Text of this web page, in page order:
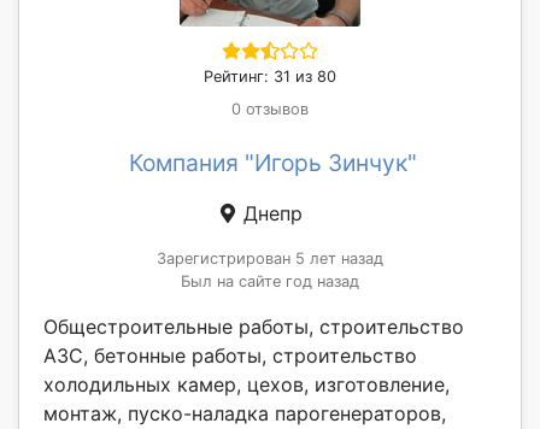
Рейтинг: 31 из 80
0 отзывов
Компания "Игорь Зинчук"
Днепр
Зарегистрирован 5 лет назад
Был на сайте год назад
Общестроительные работы, строительство
АЗС, бетонные работы, строительство
холодильных камер, цехов, изготовление,
монтаж, пуско-наладка парогенераторов,